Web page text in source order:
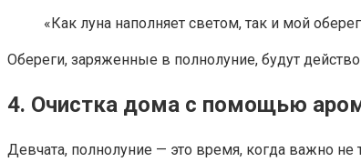
«Как луна наполняет светом, так и мой
Обереги, заряженные в полнолуние, будут
4. Очистка дома с помощью
Девчата, полнолуние — это время, когда важно